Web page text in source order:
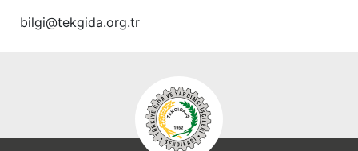
bilgi@tekgida.org.tr